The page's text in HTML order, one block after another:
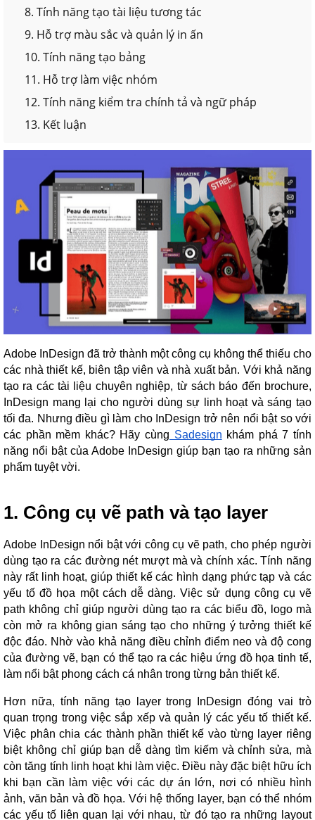
8. Tính năng tạo tài liệu tương tác
9. Hỗ trợ màu sắc và quản lý in ấn
10. Tính năng tạo bảng
11. Hỗ trợ làm việc nhóm
12. Tính năng kiểm tra chính tả và ngữ pháp
13. Kết luận
Adobe InDesign đã trở thành một công cụ không thể thiếu cho
các nhà thiết kế, biên tập viên và nhà xuất bản. Với khả năng
tạo ra các tài liệu chuyên nghiệp, từ sách báo đến brochure,
InDesign mang lại cho người dùng sự linh hoạt và sáng tạo
tối đa. Nhưng điều gì làm cho InDesign trở nên nổi bật so với
các phần mềm khác? Hãy cùng Sadesign khám phá 7 tính
năng nổi bật của Adobe InDesign giúp bạn tạo ra những sản
phẩm tuyệt vời.
1. Công cụ vẽ path và tạo layer
Adobe InDesign nổi bật với công cụ vẽ path, cho phép người
dùng tạo ra các đường nét mượt mà và chính xác. Tính năng
này rất linh hoạt, giúp thiết kế các hình dạng phức tạp và các
yếu tố đồ họa một cách dễ dàng. Việc sử dụng công cụ vẽ
path không chỉ giúp người dùng tạo ra các biểu đồ, logo mà
còn mở ra không gian sáng tạo cho những ý tưởng thiết kế
độc đáo. Nhờ vào khả năng điều chỉnh điểm neo và độ cong
của đường vẽ, bạn có thể tạo ra các hiệu ứng đồ họa tinh tế,
làm nổi bật phong cách cá nhân trong từng bản thiết kế.
Hơn nữa, tính năng tạo layer trong InDesign đóng vai trò
quan trọng trong việc sắp xếp và quản lý các yếu tố thiết kế.
Việc phân chia các thành phần thiết kế vào từng layer riêng
biệt không chỉ giúp bạn dễ dàng tìm kiếm và chỉnh sửa, mà
còn tăng tính linh hoạt khi làm việc. Điều này đặc biệt hữu ích
khi bạn cần làm việc với các dự án lớn, nơi có nhiều hình
ảnh, văn bản và đồ họa. Với hệ thống layer, bạn có thể nhóm
các yếu tố liên quan lại với nhau, từ đó tạo ra những layout